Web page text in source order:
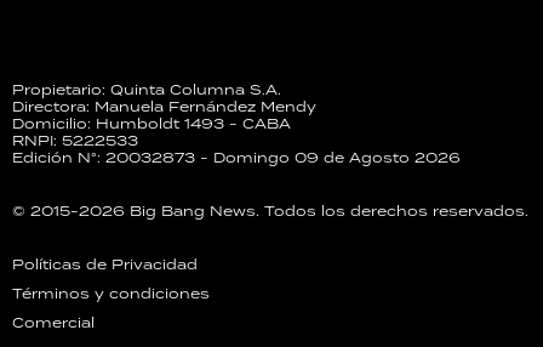
Propietario: Quinta Columna S.A.
Directora: Manuela Fernández Mendy
Domicilio: Humboldt 1493 - CABA
RNPI: 5222533
Edición N°: 20032873 - Domingo 09 de Agosto 2026
© 2015-2026 Big Bang News. Todos los derechos reservados.
Políticas de Privacidad
Términos y condiciones
Comercial